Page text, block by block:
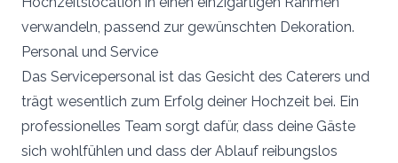
verwandeln, passend zur gewünschten Dekoration.
Personal und Service
Das Servicepersonal ist das Gesicht des Caterers und
trägt wesentlich zum Erfolg deiner Hochzeit bei. Ein
professionelles Team sorgt dafür, dass deine Gäste
sich wohlfühlen und dass der Ablauf reibungslos